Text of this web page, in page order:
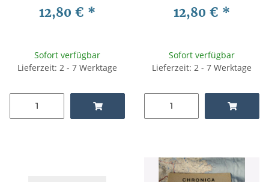
Waffentechnik, Waffenkunde
12,80 € *
Sofort verfügbar
Lieferzeit: 2 - 7 Werktage
Waffentechnik, Waffenkunde
12,80 € *
Sofort verfügbar
Lieferzeit: 2 - 7 Werktage